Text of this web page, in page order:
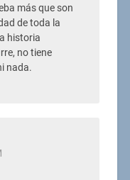
más que son
de toda la
historia
no tiene
nada.